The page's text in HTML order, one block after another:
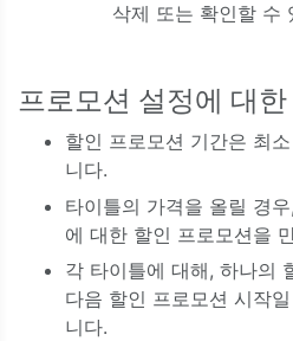
삭제 또는 확인할 수
프로모션 설정에 대한
할인 프로모션 기간은 최
니다.
타이틀의 가격을 올릴 경
에 대한 할인 프로모션을
각 타이틀에 대해, 하나의
다음 할인 프로모션 시작
니다.